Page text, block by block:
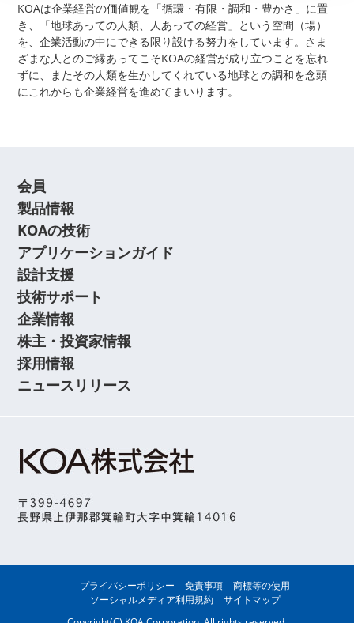
KOAは企業経営の価値観を「循環・有限・調和・豊かさ」に置
き、「地球あっての人類、人あっての経営」という空間（場）
を、企業活動の中にできる限り設ける努力をしています。さま
ざまな人とのご縁あってこそKOAの経営が成り立つことを忘れ
ずに、またその人類を生かしてくれている地球との調和を念頭
にこれからも企業経営を進めてまいります。
会員
製品情報
KOAの技術
アプリケーションガイド
設計支援
技術サポート
企業情報
株主・投資家情報
採用情報
ニュースリリース
プライバシーポリシー 免責事項
商標等の使用
ソーシャルメディア利用規約
サイトマップ